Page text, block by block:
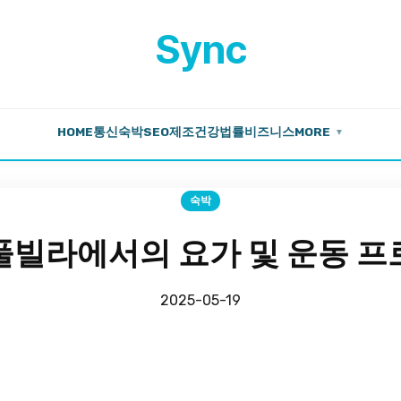
Sync
HOME통신 숙박SEO제조건강법률비즈니스MORE ▼
숙박
빌라에서의 요가 및 운동 프
2025-05-19